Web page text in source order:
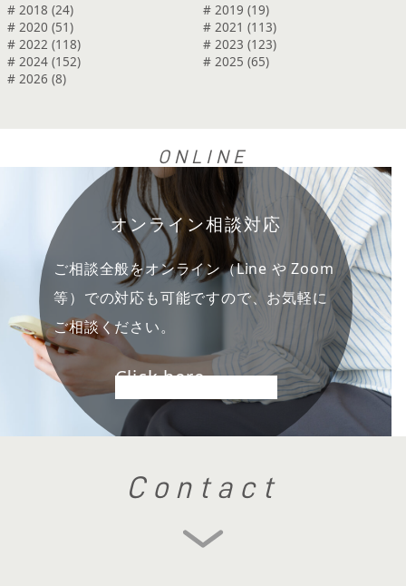
# 2018 (24)
# 2019 (19)
# 2020 (51)
# 2021 (113)
# 2022 (118)
# 2023 (123)
# 2024 (152)
# 2025 (65)
# 2026 (8)
ONLINE
オンライン相談対応
ご相談全般をオンライン（Line や Zoom
等）での対応も可能ですので、お気軽に
ご相談ください。
Click here
Contact